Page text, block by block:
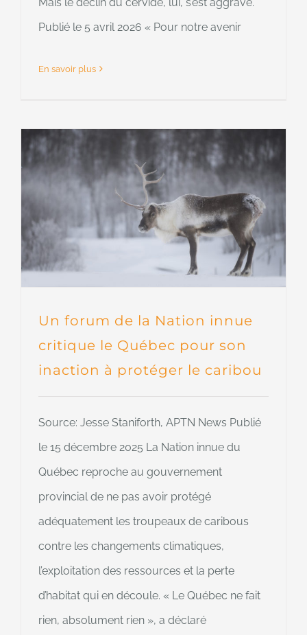
Publié le 5 avril 2026 « Pour notre avenir
En savoir plus
Un forum de la Nation innue
critique le Québec pour son
inaction à protéger le caribou
Source: Jesse Staniforth, APTN News Publié
le 15 décembre 2025 La Nation innue du
Québec reproche au gouvernement
provincial de ne pas avoir protégé
adéquatement les troupeaux de caribous
contre les changements climatiques,
l’exploitation des ressources et la perte
d’habitat qui en découle. « Le Québec ne fait
rien, absolument rien », a déclaré